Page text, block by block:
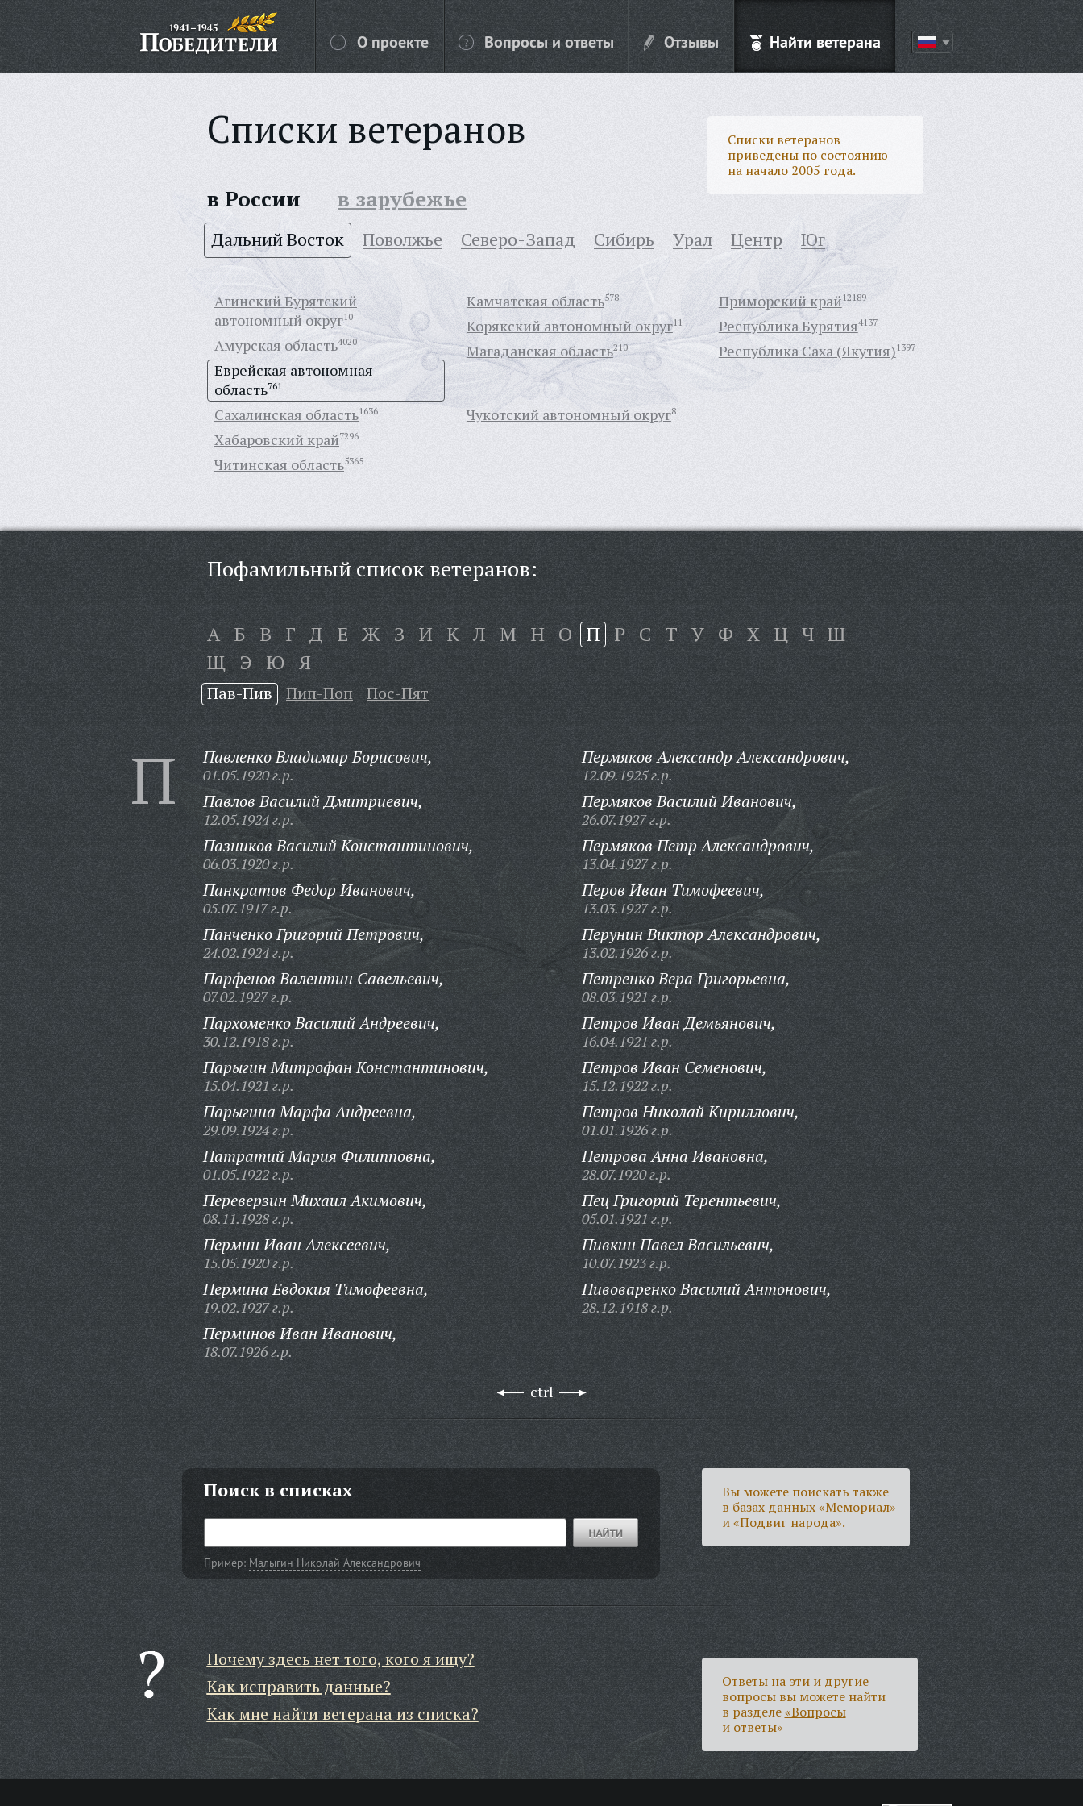
О проекте Вопросы и ответы Отзывы Найти ветерана
Списки ветеранов
Списки ветеранов
приведены по состоянию
на начало 2005 года.
в России в зарубежье
Дальний Восток Поволжье Северо-Запад Сибирь Урал Центр Юг
Агинский Бурятский
автономный округ10
Амурская область4020
Еврейская автономная
область761
Камчатская область578
Корякский автономный округ11
Магаданская область210
Приморский край12189
Республика Бурятия4137
Республика Саха (Якутия)1397
Сахалинская область1636
Хабаровский край7296
Читинская область5365
Чукотский автономный округ8
Пофамильный список ветеранов:
А Б В Г Д Е Ж З И К Л М Н О П Р С Т У Ф Х Ц Ч Ш
Щ Э Ю Я
Пав-Пив Пип-Поп Пос-Пят
П Павленко Владимир Борисович,
01.05.1920 г.р.
Павлов Василий Дмитриевич,
12.05.1924 г.р.
Пазников Василий Константинович,
06.03.1920 г.р.
Панкратов Федор Иванович,
05.07.1917 г.р.
Панченко Григорий Петрович,
24.02.1924 г.р.
Парфенов Валентин Савельевич,
07.02.1927 г.р.
Пархоменко Василий Андреевич,
30.12.1918 г.р.
Парыгин Митрофан Константинович,
15.04.1921 г.р.
Парыгина Марфа Андреевна,
29.09.1924 г.р.
Патратий Мария Филипповна,
01.05.1922 г.р.
Переверзин Михаил Акимович,
08.11.1928 г.р.
Пермин Иван Алексеевич,
15.05.1920 г.р.
Пермина Евдокия Тимофеевна,
19.02.1927 г.р.
Перминов Иван Иванович,
18.07.1926 г.р.
Пермяков Александр Александрович,
12.09.1925 г.р.
Пермяков Василий Иванович,
26.07.1927 г.р.
Пермяков Петр Александрович,
13.04.1927 г.р.
Перов Иван Тимофеевич,
13.03.1927 г.р.
Перунин Виктор Александрович,
13.02.1926 г.р.
Петренко Вера Григорьевна,
08.03.1921 г.р.
Петров Иван Демьянович,
16.04.1921 г.р.
Петров Иван Семенович,
15.12.1922 г.р.
Петров Николай Кириллович,
01.01.1926 г.р.
Петрова Анна Ивановна,
28.07.1920 г.р.
Пец Григорий Терентьевич,
05.01.1921 г.р.
Пивкин Павел Васильевич,
10.07.1923 г.р.
Пивоваренко Василий Антонович,
28.12.1918 г.р.
ctrl
Поиск в списках
Пример: Малыгин Николай Александрович
Вы можете поискать также
в базах данных «Мемориал»
и «Подвиг народа».
Почему здесь нет того, кого я ищу?
Как исправить данные?
Как мне найти ветерана из списка?
Ответы на эти и другие
вопросы вы можете найти
в разделе«Вопросы
и ответы»